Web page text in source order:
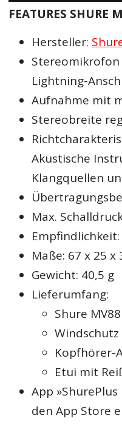
FEATURES SHURE
Hersteller:
Lightning-
Aufnahme mit
Stereobreite
Akustische
Klangquellen
Max.
Empfindlichkeit:
Maße: 67 x 25 x
Gewicht: 40,5 g
Lieferumfang:
Shure MV88
Windschutz
Kopfhörer-
Etui mit
App
den App Store